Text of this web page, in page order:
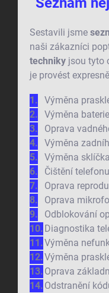
Sestavili jsme
naši zákazníci
techniky jsou tyto
je provést
Výměna
Výměna baterie
Oprava
Výměna
Výměna
Čištění
Oprava
Oprava
Odblokování
Diagnostika
Výměna
Výměna
Oprava
Odstranění